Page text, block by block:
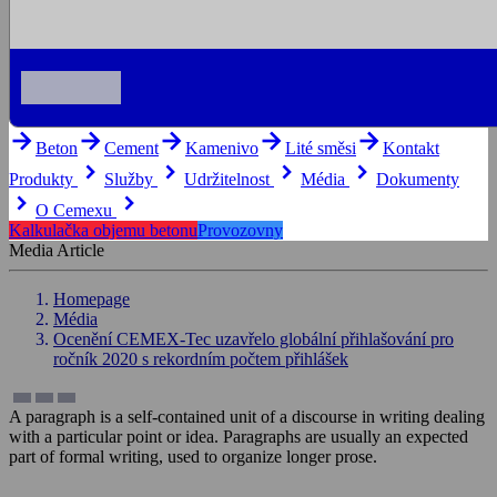
arrow_forwardBeton arrow_forwardCementarrow_forwardKamenivoarrow_forwardLité směsi arrow_forwardKontakt
Produkty
keyboard_arrow_right Služby keyboard_arrow_right Udržitelnost keyboard_arrow_right Média keyboard_arrow_right Dokumenty
keyboard_arrow_right O Cemexu keyboard_arrow_right
Kalkulačka objemu betonuProvozovny
Media Article
Homepage
Média
Ocenění CEMEX-Tec uzavřelo globální přihlašování pro
ročník 2020 s rekordním počtem přihlášek
A paragraph is a self-contained unit of a discourse in writing dealing
with a particular point or idea. Paragraphs are usually an expected
part of formal writing, used to organize longer prose.